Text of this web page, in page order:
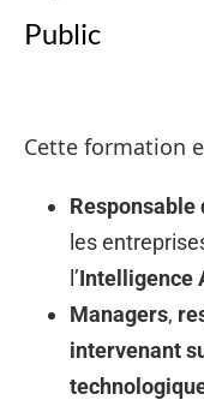
Public
Cette formation
Responsable
les
l’Intelligence
Managers,
intervenant